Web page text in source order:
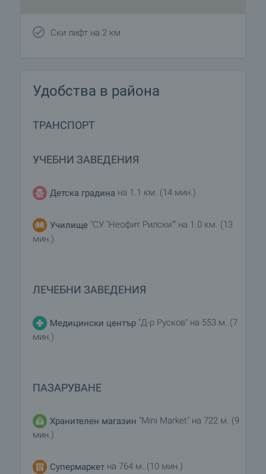
Ски лифт на 2 км
Удобства в района
ТРАНСПОРТ
УЧЕБНИ ЗАВЕДЕНИЯ
Детска градина на 1.1 км. (14 мин.)
Училище "СУ "Неофит Рилски"" на 1.0 км. (13
мин.)
ЛЕЧЕБНИ ЗАВЕДЕНИЯ
Медицински център "Д-р Русков" на 553 м. (7
мин.)
ПАЗАРУВАНЕ
Хранителен магазин "Mini Market" на 722 м. (9
мин.)
Супермаркет на 764 м. (10 мин.)